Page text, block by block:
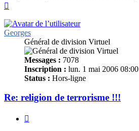
Georges
Général de division Virtuel
Messages : 7078
Inscription : lun. 1 mai 2006 08:00
Status : Hors-ligne
Re: religion de terrorisme !!!